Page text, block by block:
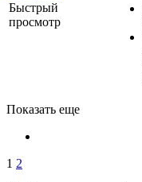
Быстрый
просмотр
Показать еще
1 2